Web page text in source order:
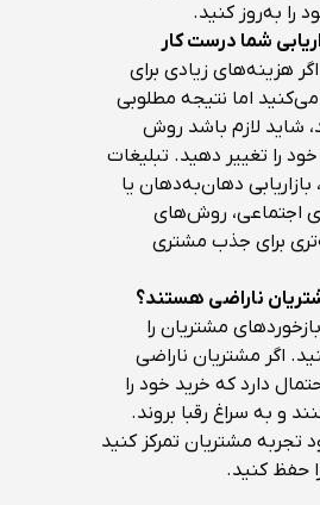
را به‌روز کنید.
شما درست کار
اگر هزینه‌های زیادی برای
اما نتیجه مطلوبی
شاید لازم باشد روش
خود را تغییر دهید. تبلیغات
بازاریابی دهان‌به‌دهان یا
اجتماعی، روش‌های
برای جذب مشتری
ناراضی هستند؟
مشتریان را
اگر مشتریان ناراضی
دارد که خرید خود را
و به سراغ رقبا بروند.
تجربه مشتریان تمرکز کنید
حفظ کنید.